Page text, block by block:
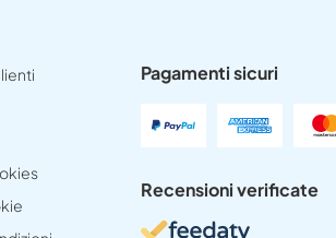
Pagamenti sicuri
Recensioni verificate